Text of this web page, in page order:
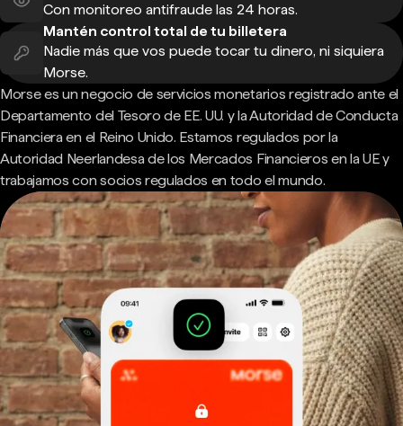
Con monitoreo antifraude las 24 horas.
Mantén control total de tu billetera
Nadie más que vos puede tocar tu dinero, ni siquiera
Morse.
Morse es un negocio de servicios monetarios registrado ante el
Departamento del Tesoro de EE. UU. y la Autoridad de Conducta
Financiera en el Reino Unido. Estamos regulados por la
Autoridad Neerlandesa de los Mercados Financieros en la UE y
trabajamos con socios regulados en todo el mundo.